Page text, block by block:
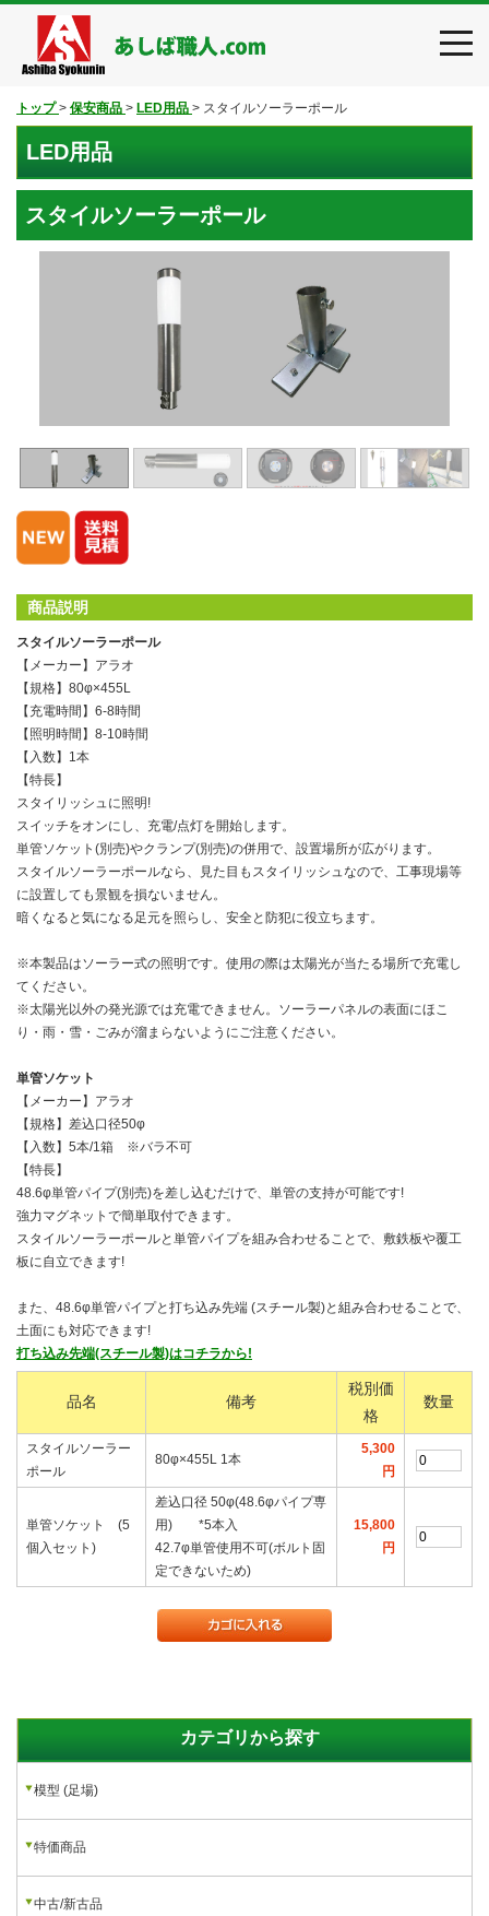
トップ > 保安商品 > LED用品 > スタイルソーラーポール
LED用品
スタイルソーラーポール
商品説明
スタイルソーラーポール
【メーカー】アラオ
【規格】80φ×455L
【充電時間】6-8時間
【照明時間】8-10時間
【入数】1本
【特長】
スタイリッシュに照明!
スイッチをオンにし、充電/点灯を開始します。
単管ソケット(別売)やクランプ(別売)の併用で、設置場所が広がります。
スタイルソーラーポールなら、見た目もスタイリッシュなので、工事現場等
に設置しても景観を損ないません。
暗くなると気になる足元を照らし、安全と防犯に役立ちます。
※本製品はソーラー式の照明です。使用の際は太陽光が当たる場所で充電し
てください。
※太陽光以外の発光源では充電できません。ソーラーパネルの表面にほこ
り・雨・雪・ごみが溜まらないようにご注意ください。
単管ソケット
【メーカー】アラオ
【規格】差込口径50φ
【入数】5本/1箱 ※バラ不可
【特長】
48.6φ単管パイプ(別売)を差し込むだけで、単管の支持が可能です!
強力マグネットで簡単取付できます。
スタイルソーラーポールと単管パイプを組み合わせることで、敷鉄板や覆工
板に自立できます!
また、48.6φ単管パイプと打ち込み先端 (スチール製)と組み合わせることで、
土面にも対応できます!
打ち込み先端(スチール製)はコチラから!
品名 備考
税別価
格
数量
スタイルソーラー
ポール
80φ×455L 1本
5,300
円
単管ソケット (5
個入セット)
差込口径 50φ(48.6φパイプ専
用) *5本入
42.7φ単管使用不可(ボルト固
定できないため)
15,800
円
カテゴリから探す
模型 (足場)
特価商品
中古/新古品